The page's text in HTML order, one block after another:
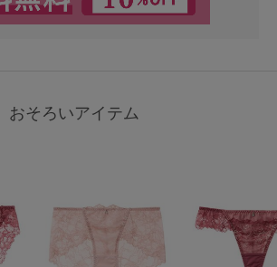
おそろいアイテム